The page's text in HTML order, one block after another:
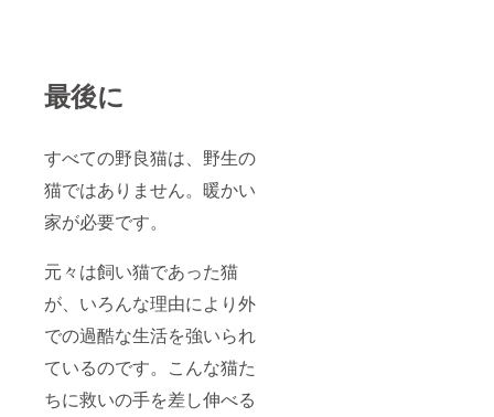
最後に
すべての野良猫は、野生の
猫ではありません。暖かい
家が必要です。
元々は飼い猫であった猫
が、いろんな理由により外
での過酷な生活を強いられ
ているのです。こんな猫た
ちに救いの手を差し伸べる